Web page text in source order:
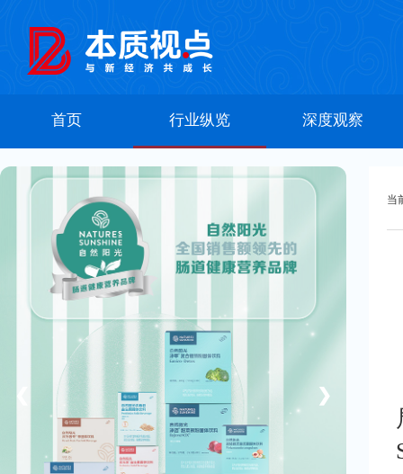
首页 行业纵览 深度观察
❯
当